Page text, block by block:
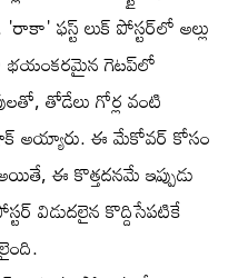
ఫస్ట్ లుక్ పోస్టర్‌లో అల్లు
భయంకరమైన గెటప్‌లో
తోడేలు గోర్ల వంటి
షాక్ అయ్యారు. ఈ మేకోవర్ కోసం
ఈ కొత్తదనమే ఇప్పుడు
విడుదలైన కొద్దిసేపటికే